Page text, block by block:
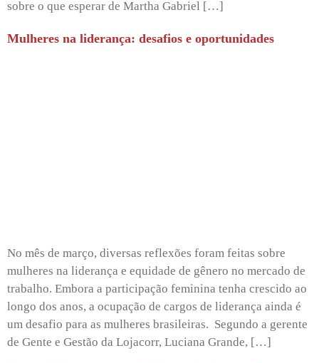
sobre o que esperar de Martha Gabriel […]
Mulheres na liderança: desafios e oportunidades
No mês de março, diversas reflexões foram feitas sobre
mulheres na liderança e equidade de gênero no mercado de
trabalho. Embora a participação feminina tenha crescido ao
longo dos anos, a ocupação de cargos de liderança ainda é
um desafio para as mulheres brasileiras. Segundo a gerente
de Gente e Gestão da Lojacorr, Luciana Grande, […]